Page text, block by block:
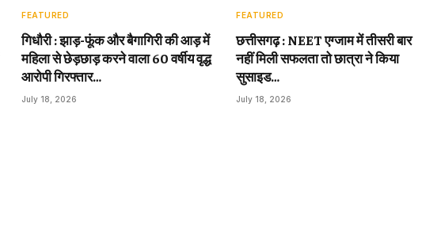
FEATURED
गिधौरी : झाड़-फूंक और बैगागिरी की आड़ में
महिला से छेड़छाड़ करने वाला 60 वर्षीय वृद्ध
आरोपी गिरफ्तार…
July 18, 2026
FEATURED
छत्तीसगढ़ : NEET एग्जाम में तीसरी बार
नहीं मिली सफलता तो छात्रा ने किया
सुसाइड…
July 18, 2026